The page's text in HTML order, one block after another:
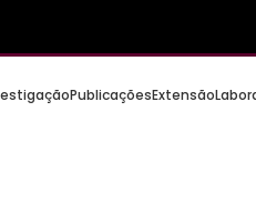
PublicaçõesExtensão